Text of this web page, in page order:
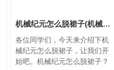
机械纪元怎么脱裙子(机械纪元女主下面)
各位同学们，今天来介绍下机
械纪元怎么脱裙子，让我们开
始吧。机械纪元怎么脱裙子？